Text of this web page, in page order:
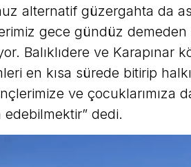
alternatif güzergahta da
gece gündüz
Balıklıdere ve Karapınar
en kısa sürede bitirip
ve çocuklarımıza
edebilmektir” dedi.